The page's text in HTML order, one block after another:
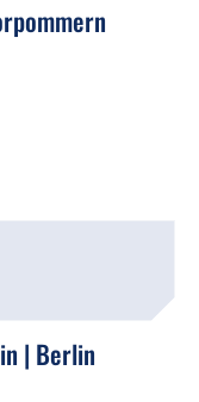
| Berlin